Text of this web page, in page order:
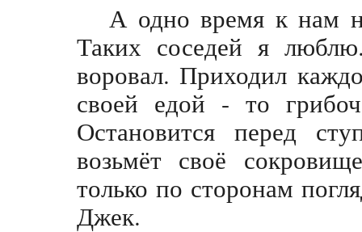
А одно время к нам
Таких соседей я
воровал. Приходил
своей едой - то
Остановится перед
возьмёт своё
только по сторонам
Джек.